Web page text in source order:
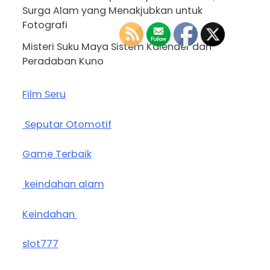
Surga Alam yang Menakjubkan untuk
Fotografi
Misteri Suku Maya Sistem Kalender dan
Peradaban Kuno
Film Seru
Seputar Otomotif
Game Terbaik
keindahan alam
Keindahan
slot777